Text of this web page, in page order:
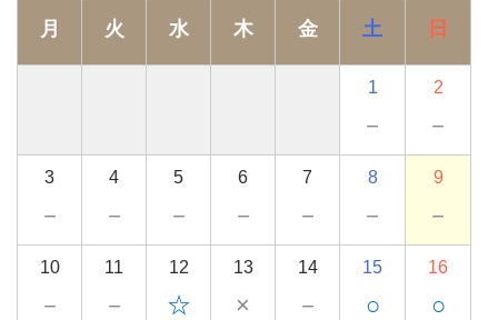
月 火 水 木 金 土 日
1
－
2
－
3
－
4
－
5
－
6
－
7
－
8
－
9
－
10
－
11
－
12
☆
13
×
14
－
15
○
16
○